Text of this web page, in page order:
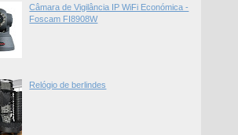
Câmara de Vigilância IP WiFi Económica -
Foscam FI8908W
Relógio de berlindes